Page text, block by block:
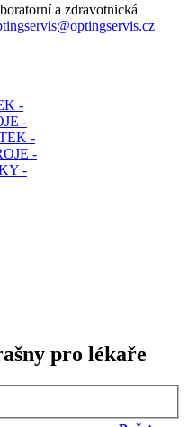
a zdravotnická
-
-
-
-
-
pro lékaře